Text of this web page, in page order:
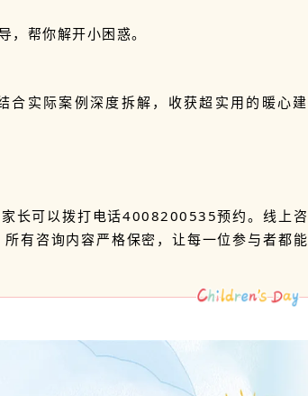
，帮你解开小困惑。
合实际案例深度拆解，收获超实用的暖心建
长可以拨打电话4008200535预约。线上咨
有咨询内容严格保密，让每一位参与者都能